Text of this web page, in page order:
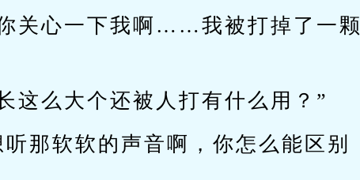
关心一下我啊……我被打掉了一颗
这么大个还被人打有什么用？”
那软软的声音啊，你怎么能区别